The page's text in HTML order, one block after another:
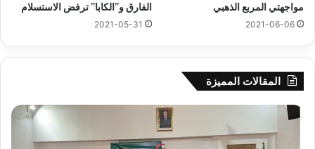
مواجهتي المربع الذهبي
2021-06-06
الفارق و”الكابا” ترفض الاستسلام
2021-05-31
المقالات المميزة
جيجل: